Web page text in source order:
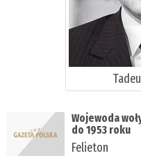
Wojewoda
do 1953 roku
Felieton